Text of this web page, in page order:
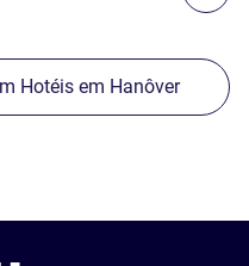
Hotéis em Hanôver